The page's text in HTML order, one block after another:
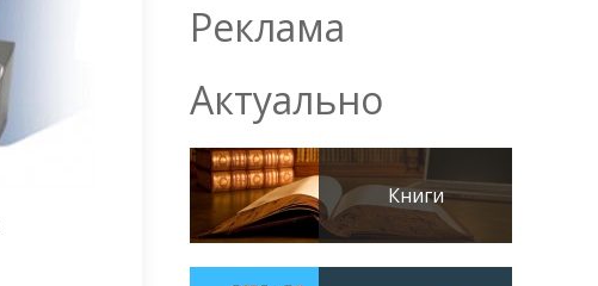
Реклама
Актуально
Книги